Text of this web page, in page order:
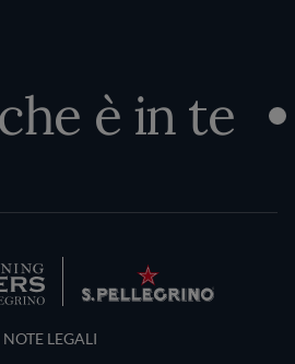
è in te
NOTE LEGALI